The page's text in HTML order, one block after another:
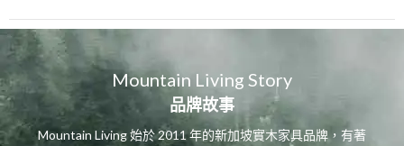
Mountain Living Story
品牌故事
Mountain Living 始於 2011 年的新加坡實木家具品牌，有著